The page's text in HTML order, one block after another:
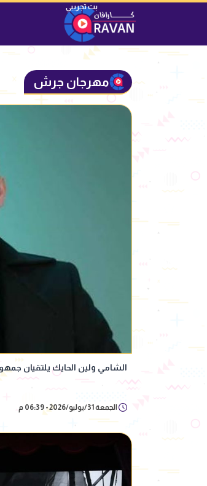
مهرجان جرش
الشامي ولين الحايك يلتقيان
الجمعة 31/يوليو/2026 - 06:39 م